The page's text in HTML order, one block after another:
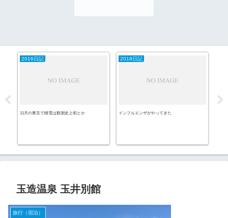
2016日記
11月の東京で積雪は観測史上初とか
2018日記
インフルエンザがやってきた
玉造温泉 玉井別館
旅行（宿泊）